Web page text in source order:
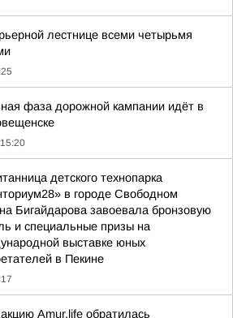
лестнице всеми четырьмя
фаза дорожной кампании идёт в
15:20
детского технопарка
в городе Свободном
Бигайдарова завоевала бронзовую
и специальные призы на
выставке юных
в Пекине
Amur.life обратилась